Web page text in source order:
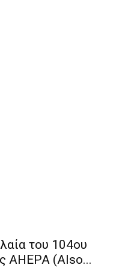
του 104ου
AHEPA (Also...